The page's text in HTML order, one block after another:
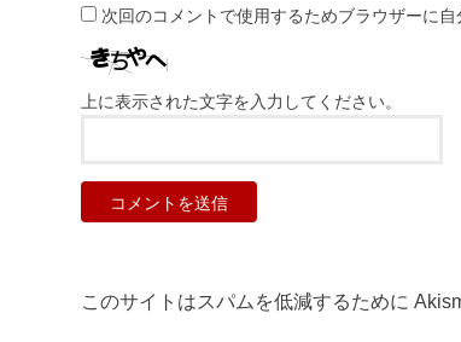
次回のコメントで使用するためブラウザーに
上に表示された文字を入力してください。
このサイトはスパムを低減するために